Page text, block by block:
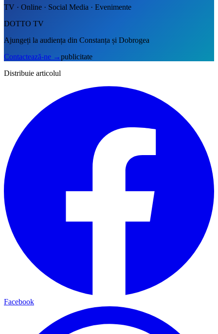
TV · Online · Social Media · Evenimente
DOTTO TV
Ajungeți la audiența din Constanța și Dobrogea
Contactează-ne →publicitate
Distribuie articolul
Facebook